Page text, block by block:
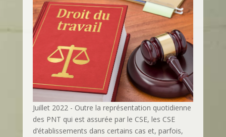
Juillet 2022 - Outre la représentation quotidienne
des PNT qui est assurée par le CSE, les CSE
d’établissements dans certains cas et, parfois,